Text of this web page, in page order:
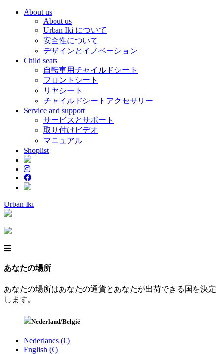
About us
About us
Urban Iki について
安全性について
デザインとイノベーション
Child seats
自転車用チャイルドシート
フロントシート
リヤシート
チャイルドシートアクセサリー
Service and support
サービスとサポート
取り付けビデオ
マニュアル
Shoplist
Urban Iki
あなたの場所
あなたの場所はあなたの通貨とあなたが出荷できる国を決定
します。
Nederland/België
Nederlands (€)
English (€)